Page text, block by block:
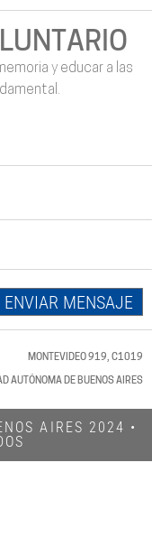
y educar a las
ENVIAR MENSAJE
MONTEVIDEO 919, C1019
AUTÓNOMA DE BUENOS AIRES
AIRES 2024​ •